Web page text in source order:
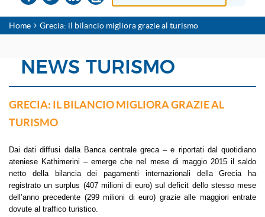
Home Grecia: il bilancio migliora grazie al turismo
NEWS TURISMO
GRECIA: IL BILANCIO MIGLIORA GRAZIE AL
TURISMO
Dai dati diffusi dalla Banca centrale greca – e riportati dal quotidiano
ateniese Kathimerini – emerge che nel mese di maggio 2015 il saldo
netto della bilancia dei pagamenti internazionali della Grecia ha
registrato un surplus (407 milioni di euro) sul deficit dello stesso mese
dell’anno precedente (299 milioni di euro) grazie alle maggiori entrate
dovute al traffico turistico.